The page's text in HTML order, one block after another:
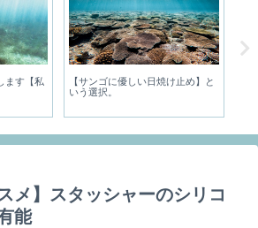
ます【私
【サンゴに優しい日焼け止め】と
いう選択。
メ】スタッシャーのシリコ
能